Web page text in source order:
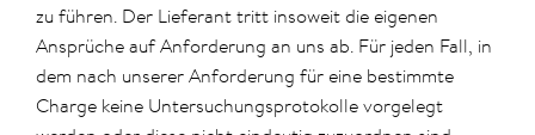
zu führen. Der Lieferant tritt insoweit die eigenen
Ansprüche auf Anforderung an uns ab. Für jeden Fall, in
dem nach unserer Anforderung für eine bestimmte
Charge keine Untersuchungsprotokolle vorgelegt